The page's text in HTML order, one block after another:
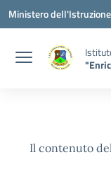
Vai ai contenuti
Vai al menu di
Vai al footer
Ministero
Il contenuto